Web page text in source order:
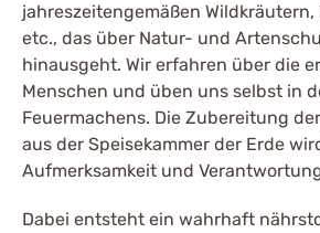
jahreszeitengemäßen
etc., das über Natur- und
hinausgeht. Wir erfahren über die
Menschen und üben uns selbst in
Feuermachens. Die Zubereitung
aus der Speisekammer der Erde
Aufmerksamkeit und
Dabei entsteht ein wahrhaft